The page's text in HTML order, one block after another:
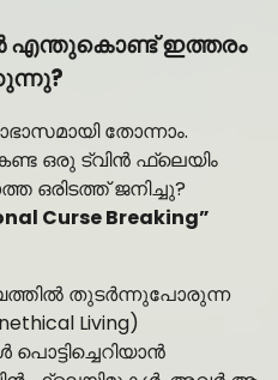
എന്തുകൊണ്ട് ഇത്തരം
തോന്നാം.
ഒരു ട്വിൻ ഫ്ലെയിം
ഒരിടത്ത് ജനിച്ചു?
Curse Breaking”
തുടർന്നുപോരുന്ന
Living)